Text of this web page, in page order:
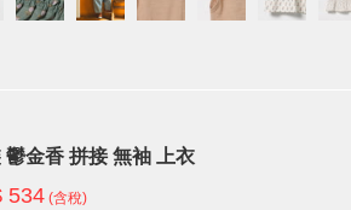
金香 拼接 無袖 上衣
534 (含稅)